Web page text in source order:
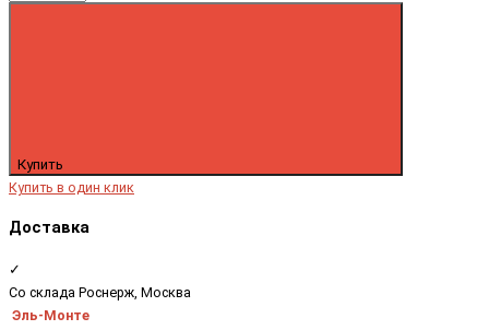
Купить
Купить в один клик
Доставка
✓
Со склада Роснерж, Москва
Эль-Монте